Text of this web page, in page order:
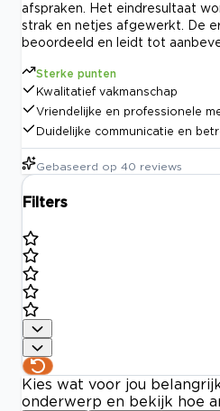
afspraken. Het eindresultaat
strak en netjes afgewerkt. De
beoordeeld en leidt tot
Sterke punten
Kwalitatief vakmanschap
Vriendelijke en professionele
Duidelijke communicatie en
Gebaseerd op 40 reviews
Filters
Kies wat voor jou
onderwerp en bekijk hoe